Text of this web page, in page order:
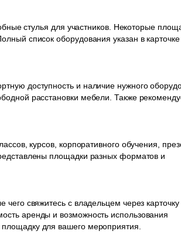
стулья для участников. Некоторые
список оборудования указан в карточке
доступность и наличие нужного
расстановки мебели. Также
курсов, корпоративного обучения,
площадки разных форматов и
свяжитесь с владельцем через карточку
аренды и возможность использования
для вашего мероприятия.